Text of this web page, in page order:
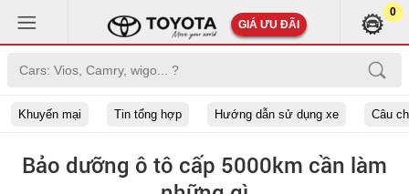
GIÁ ƯU ĐÃI
0
Khuyến mại Tin tổng hợp Hướng dẫn sử dụng xe Câu
Bảo dưỡng ô tô cấp 5000km cần làm